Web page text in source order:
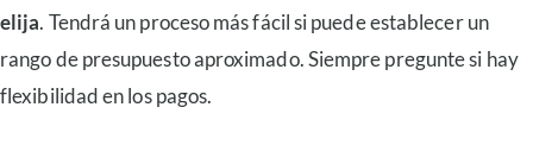
elija. Tendrá un proceso más fácil si puede establecer un
rango de presupuesto aproximado. Siempre pregunte si hay
flexibilidad en los pagos.